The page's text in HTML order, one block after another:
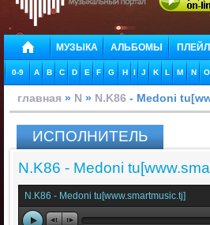
МУЗЫКА АЛЬБОМЫ
0-9 A B C D E F G H I J K L M N O
главная » N » N.K86 - Medoni
ИСПОЛНИТЕЛЬ
N.K86 - Medoni
N.K86 - Medoni tu[www.smartmusic.tj]